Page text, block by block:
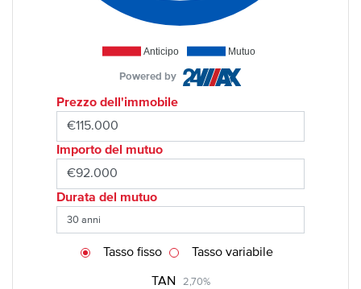
Anticipo Mutuo
Powered by
Prezzo dell'immobile
Importo del mutuo
Durata del mutuo
TAN 2,70%
Tasso fisso Tasso variabile